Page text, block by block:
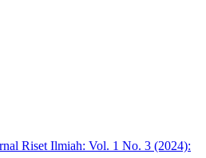
Riset Ilmiah: Vol. 1 No. 3 (2024):